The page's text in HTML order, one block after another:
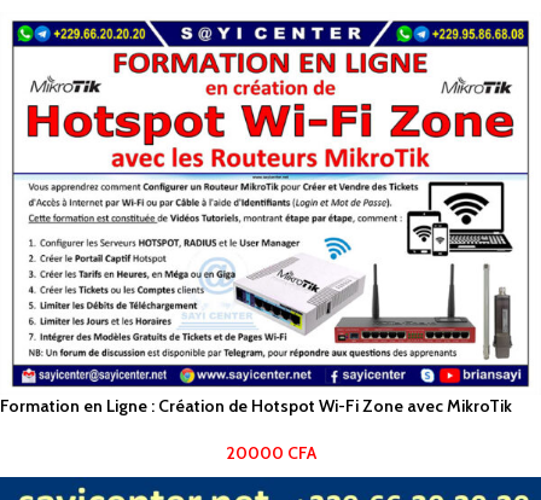
Formation en Ligne : Création de Hotspot Wi-Fi Zone avec MikroTik
20000 CFA